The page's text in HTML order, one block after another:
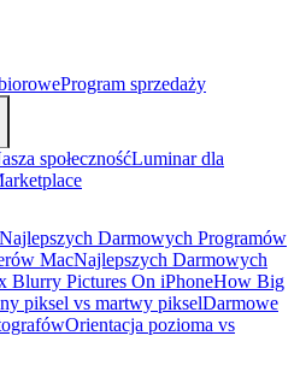
Program sprzedaży
społecznośćLuminar dla
Najlepszych Darmowych Programów
MacNajlepszych Darmowych
Blurry Pictures On iPhoneHow Big
piksel vs martwy pikselDarmowe
Orientacja pozioma vs